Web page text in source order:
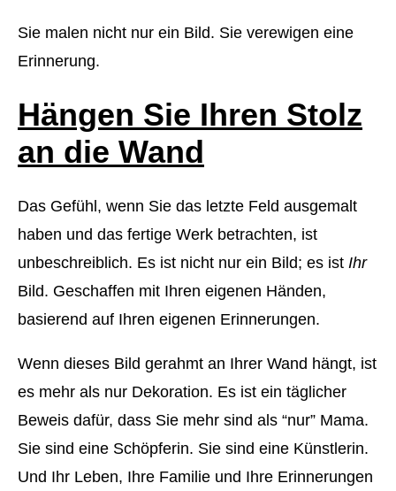
Sie malen nicht nur ein Bild. Sie verewigen eine
Erinnerung.
Hängen Sie Ihren Stolz
an die Wand
Das Gefühl, wenn Sie das letzte Feld ausgemalt
haben und das fertige Werk betrachten, ist
unbeschreiblich. Es ist nicht nur ein Bild; es ist Ihr
Bild. Geschaffen mit Ihren eigenen Händen,
basierend auf Ihren eigenen Erinnerungen.
Wenn dieses Bild gerahmt an Ihrer Wand hängt, ist
es mehr als nur Dekoration. Es ist ein täglicher
Beweis dafür, dass Sie mehr sind als “nur” Mama.
Sie sind eine Schöpferin. Sie sind eine Künstlerin.
Und Ihr Leben, Ihre Familie und Ihre Erinnerungen